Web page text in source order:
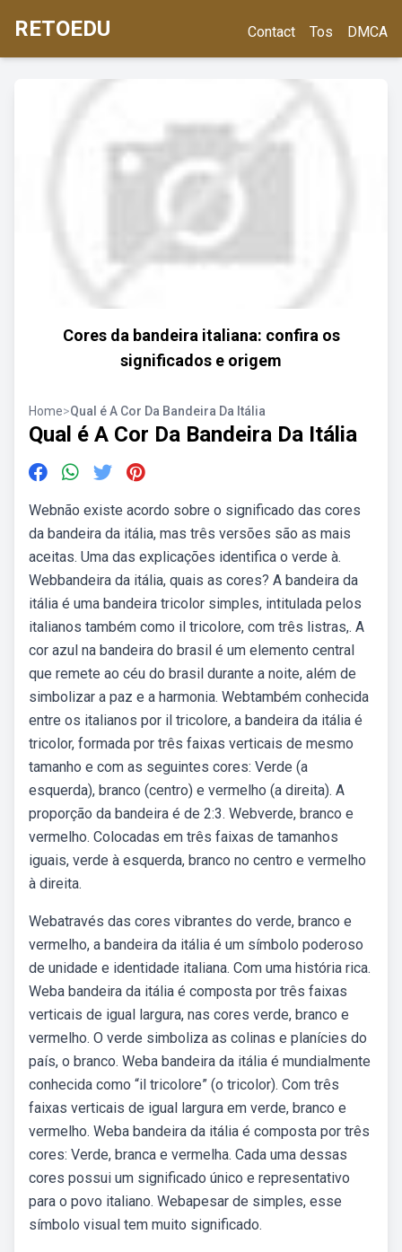
RETOEDU Contact Tos DMCA
Cores da bandeira italiana: confira os
significados e origem
Home>Qual é A Cor Da Bandeira Da Itália
Qual é A Cor Da Bandeira Da Itália
Webnão existe acordo sobre o significado das cores
da bandeira da itália, mas três versões são as mais
aceitas. Uma das explicações identifica o verde à.
Webbandeira da itália, quais as cores? A bandeira da
itália é uma bandeira tricolor simples, intitulada pelos
italianos também como il tricolore, com três listras,. A
cor azul na bandeira do brasil é um elemento central
que remete ao céu do brasil durante a noite, além de
simbolizar a paz e a harmonia. Webtambém conhecida
entre os italianos por il tricolore, a bandeira da itália é
tricolor, formada por três faixas verticais de mesmo
tamanho e com as seguintes cores: Verde (a
esquerda), branco (centro) e vermelho (a direita). A
proporção da bandeira é de 2:3. Webverde, branco e
vermelho. Colocadas em três faixas de tamanhos
iguais, verde à esquerda, branco no centro e vermelho
à direita.
Webatravés das cores vibrantes do verde, branco e
vermelho, a bandeira da itália é um símbolo poderoso
de unidade e identidade italiana. Com uma história rica.
Weba bandeira da itália é composta por três faixas
verticais de igual largura, nas cores verde, branco e
vermelho. O verde simboliza as colinas e planícies do
país, o branco. Weba bandeira da itália é mundialmente
conhecida como “il tricolore” (o tricolor). Com três
faixas verticais de igual largura em verde, branco e
vermelho. Weba bandeira da itália é composta por três
cores: Verde, branca e vermelha. Cada uma dessas
cores possui um significado único e representativo
para o povo italiano. Webapesar de simples, esse
símbolo visual tem muito significado.